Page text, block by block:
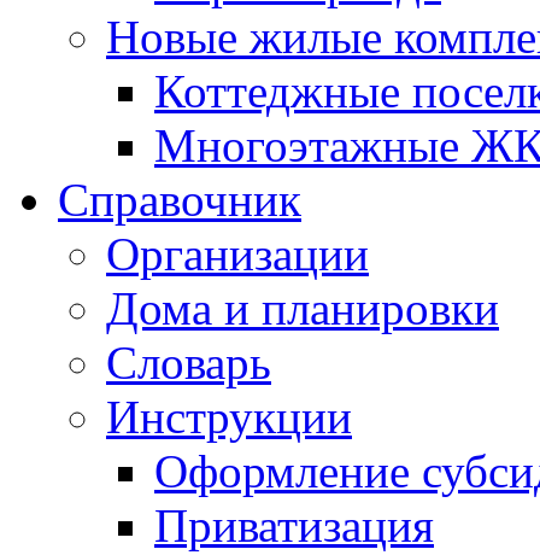
Новые жилые
Коттеджные
Многоэтажные
Справочник
Организации
Дома и планировки
Словарь
Инструкции
Оформление
Приватизация